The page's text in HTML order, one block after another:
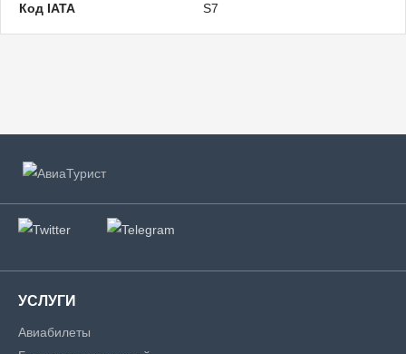
Код IATA S7
УСЛУГИ
Авиабилеты